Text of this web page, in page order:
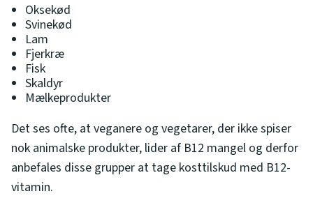
Oksekød
Svinekød
Lam
Fjerkræ
Fisk
Skaldyr
Mælkeprodukter
Det ses ofte, at veganere og vegetarer, der ikke spiser
nok animalske produkter, lider af B12 mangel og derfor
anbefales disse grupper at tage kosttilskud med B12-
vitamin.